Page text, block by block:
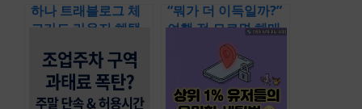
하나 트래블로그 체
크카드 라운지 혜택
로 못 쓰는 핵심 정보
들 총정리
“뭐가 더 이득일까?”
여행 전 모르면 헤매
는 사용법 & 결제 비
교 총정리 (트래블로
그 트래블월렛 일본
차이 비교)